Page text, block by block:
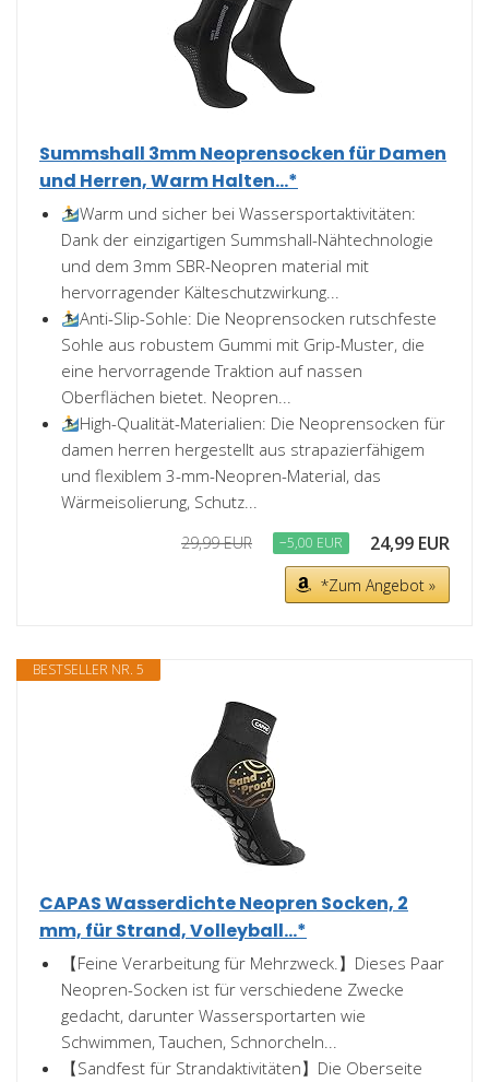
Summshall 3mm Neoprensocken für Damen
und Herren, Warm Halten...*
Warm und sicher bei Wassersportaktivitäten:
Dank der einzigartigen Summshall-Nähtechnologie
und dem 3mm SBR-Neopren material mit
hervorragender Kälteschutzwirkung...
Anti-Slip-Sohle: Die Neoprensocken rutschfeste
Sohle aus robustem Gummi mit Grip-Muster, die
eine hervorragende Traktion auf nassen
Oberflächen bietet. Neopren...
High-Qualität-Materialien: Die Neoprensocken für
damen herren hergestellt aus strapazierfähigem
und flexiblem 3-mm-Neopren-Material, das
Wärmeisolierung, Schutz...
29,99 EUR −5,00 EUR 24,99 EUR
*Zum Angebot »
BESTSELLER NR. 5
CAPAS Wasserdichte Neopren Socken, 2
mm, für Strand, Volleyball...*
【Feine Verarbeitung für Mehrzweck.】Dieses Paar
Neopren-Socken ist für verschiedene Zwecke
gedacht, darunter Wassersportarten wie
Schwimmen, Tauchen, Schnorcheln...
【Sandfest für Strandaktivitäten】Die Oberseite